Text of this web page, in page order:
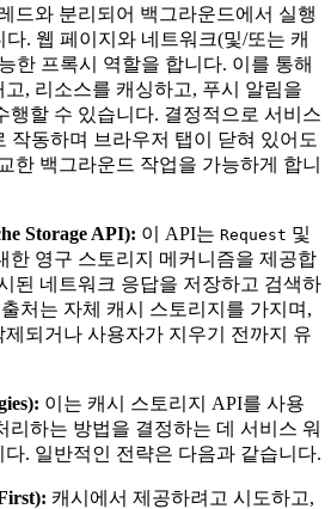
드와 분리되어 백그라운드에서 실행
다. 웹 페이지와 네트워크(및/또는 캐
한 프록시 역할을 합니다. 이를 통해
, 리소스를 캐싱하고, 푸시 알림을
행할 수 있습니다. 결정적으로 서비스
작동하며 브라우저 탭이 닫혀 있어도
한 백그라운드 작업을 가능하게 합니
Storage API): 이 API는 Request 및
한 영구 스토리지 메커니즘을 제공합
된 네트워크 응답을 저장하고 검색하
처는 자체 캐시 스토리지를 가지며,
되거나 사용자가 지우기 전까지 유
이는 캐시 스토리지 API를 사용
리하는 방법을 결정하는 데 서비스 워
. 일반적인 전략은 다음과 같습니다.
캐시에서 제공하려고 시도하고,